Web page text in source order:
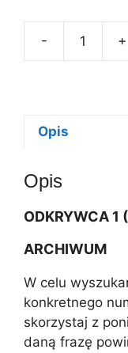
- +
i
v
:
Opis
Opis
ODKRYWCA 1
ARCHIWUM
W celu
konkretnego
skorzystaj z
daną frazę